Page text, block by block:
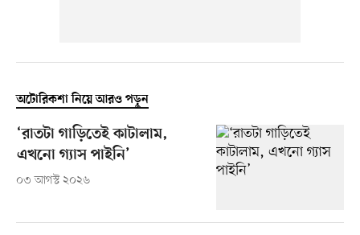
অটোরিকশা নিয়ে আরও পড়ুন
‘রাতটা গাড়িতেই কাটালাম,
এখনো গ্যাস পাইনি’
০৩ আগস্ট ২০২৬